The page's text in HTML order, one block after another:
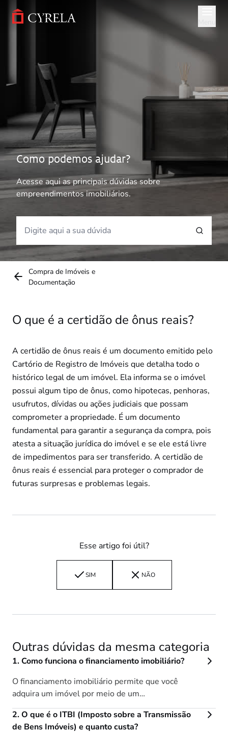
Pular
para
Como podemos ajudar?
Acesse aqui as principais dúvidas sobre
empreendimentos imobiliários.
Compra de Imóveis e
Documentação
O que é a certidão de ônus reais?
A certidão de ônus reais é um documento emitido pelo
Cartório de Registro de Imóveis que detalha todo o
histórico legal de um imóvel. Ela informa se o imóvel
possui algum tipo de ônus, como hipotecas, penhoras,
usufrutos, dívidas ou ações judiciais que possam
comprometer a propriedade. É um documento
fundamental para garantir a segurança da compra, pois
atesta a situação jurídica do imóvel e se ele está livre
de impedimentos para ser transferido. A certidão de
ônus reais é essencial para proteger o comprador de
futuras surpresas e problemas legais.
Esse artigo foi útil?
SIM NÃO
Outras dúvidas da mesma categoria
Como funciona o financiamento imobiliário?
O financiamento imobiliário permite que você
adquira um imóvel por meio de um…
O que é o ITBI (Imposto sobre a Transmissão
de Bens Imóveis) e quanto custa?